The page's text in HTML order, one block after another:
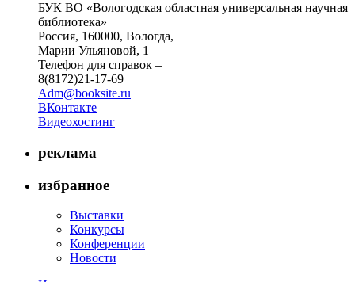
БУК ВО «Вологодская областная универсальная научная
библиотека»
Россия, 160000, Вологда,
Марии Ульяновой, 1
Телефон для справок –
8(8172)21-17-69
Adm@booksite.ru
ВКонтакте
Видеохостинг
реклама
избранное
Выставки
Конкурсы
Конференции
Новости